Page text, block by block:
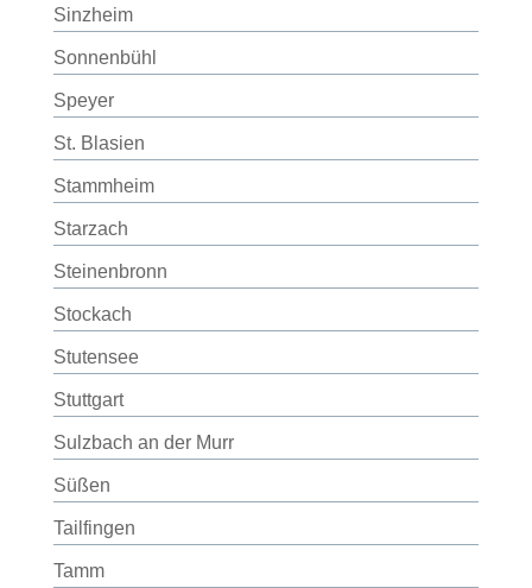
Sinzheim
Sonnenbühl
Speyer
St. Blasien
Stammheim
Starzach
Steinenbronn
Stockach
Stutensee
Stuttgart
Sulzbach an der Murr
Süßen
Tailfingen
Tamm